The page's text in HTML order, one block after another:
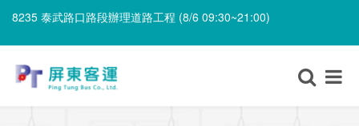
8235 泰武路口路段辦理道路工程 (8/6 09:30~21:00)
8235 泰武路口路段辦理道路工程 (8/6 09:30~21:00)